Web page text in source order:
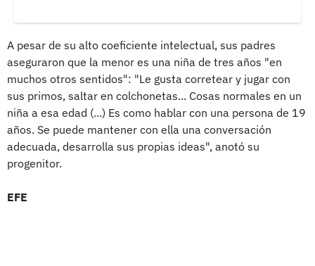
A pesar de su alto coeficiente intelectual, sus padres
aseguraron que la menor es una niña de tres años "en
muchos otros sentidos": "Le gusta corretear y jugar con
sus primos, saltar en colchonetas... Cosas normales en un
niña a esa edad (...) Es como hablar con una persona de 19
años. Se puede mantener con ella una conversación
adecuada, desarrolla sus propias ideas", anotó su
progenitor.
EFE